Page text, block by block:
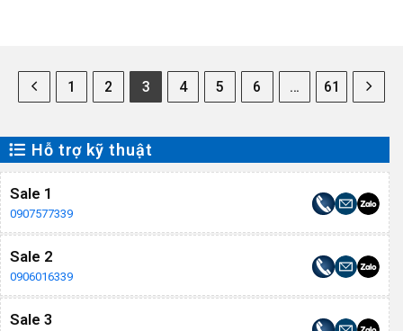
1 2 3 4 5 6 … 61
Hỗ trợ kỹ thuật
Sale 1
0907577339
Sale 2
0906016339
Sale 3